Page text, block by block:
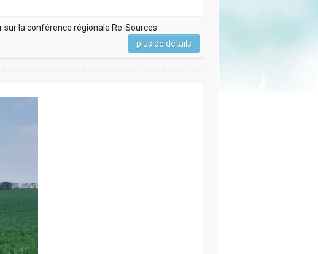
sur la conférence régionale Re-Sources
plus de détails